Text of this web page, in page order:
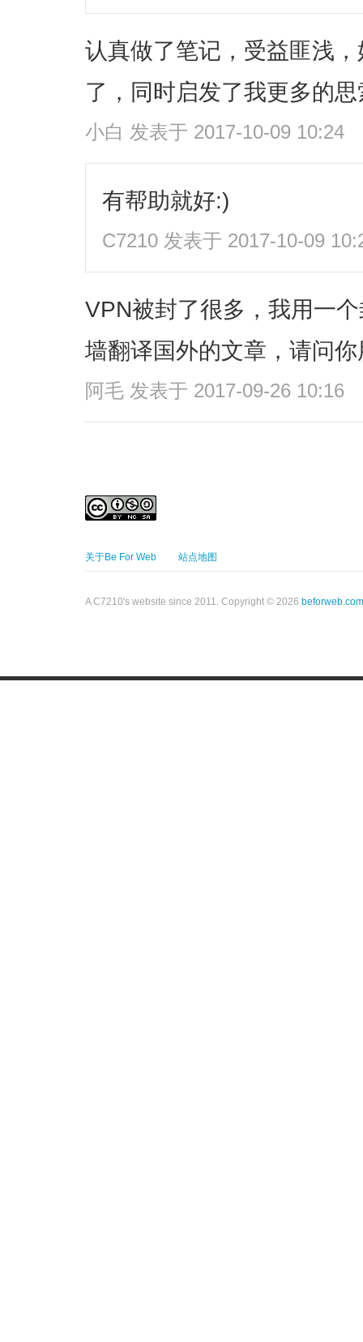
认真做了笔记，受益匪浅
了，同时启发了我更多的
小白 发表于 2017-10-09 10:24
有帮助就好:)
C7210 发表于 2017-10-09
VPN被封了很多，我用一
墙翻译国外的文章，请问
阿毛 发表于 2017-09-26 10:16
关于Be For Web 站点地图
A C7210's website since 2011. Copyright © 2026 beforweb.com